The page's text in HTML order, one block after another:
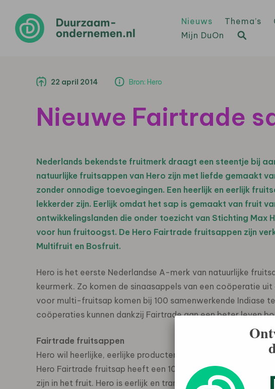
Nieuws Thema’s
Mijn DuOn
22 april 2014 Bron: Hero
Nieuwe Fairtrade
Nederlands bekendste fruitmerk draagt een steentje bij
natuurlijke fruitsappen van Hero zijn met liefde gemaakt
zonder onnodige toevoegingen. Een heerlijk en eerlijk
lekkerder zijn. Eerlijk omdat het sap is gemaakt van fruit
ontwikkelingslanden die onder toezicht van Stichting Max
voor hun fruitoogst. De Hero Fairtrade fruitsappen zijn
Multifruit en Bosfruit.
Hero is het eerste Nederlandse A-merk van natuurlijke
keurmerk. Zo komen de sinaasappels van een coöperatie uit
voor multi-fruitsap komen bij 100 samenwerkende Indiase
coöperaties kunnen dankzij Fairtrade aan een beter leven
Fairtrade fruitsappen
Hero wil heerlijke, eerlijke producten maken op basis van
Hero Fairtrade fruitsap heeft een 100% vruchtgehalte en
zijn in het fruit. Hero is eerlijk en transparant over de